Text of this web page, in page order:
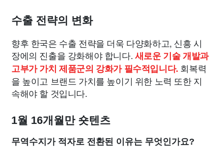
수출 전략의 변화
향후 한국은 수출 전략을 더욱 다양화하고, 신흥 시
장에의 진출을 강화해야 합니다.새로운 기술 개발과
고부가 가치 제품군의 강화가 필수적입니다. 회복력
을 높이고 브랜드 가치를 높이기 위한 노력 또한 지
속해야 할 것입니다.
1월 16개월만 숏텐츠
무역수지가 적자로 전환된 이유는 무엇인가요?